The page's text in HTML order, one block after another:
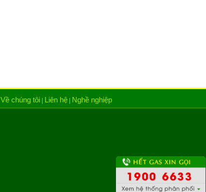
Về chúng tôi Liên hệ Nghề nghiệp